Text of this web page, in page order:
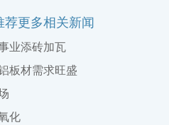
荐更多相关新闻
业添砖加瓦
板材需求旺盛
化